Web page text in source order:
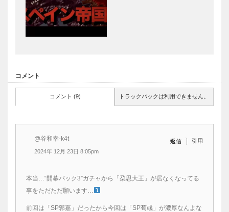
コメント
コメント (9) トラックバックは利用できません。
@谷和幸-k4t
2024年 12月 23日 8:05pm
返信 引用
本当…“開幕パック3”ガチャから「朶思大王」が居なくなってる
事をただただ願います…
前回は「SP郭嘉」だったから今回は「SP荀彧」が濃厚なんよな